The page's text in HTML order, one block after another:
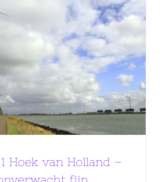
Hoek van Holland –